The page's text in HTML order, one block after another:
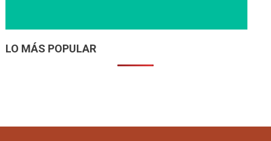
LO MÁS POPULAR